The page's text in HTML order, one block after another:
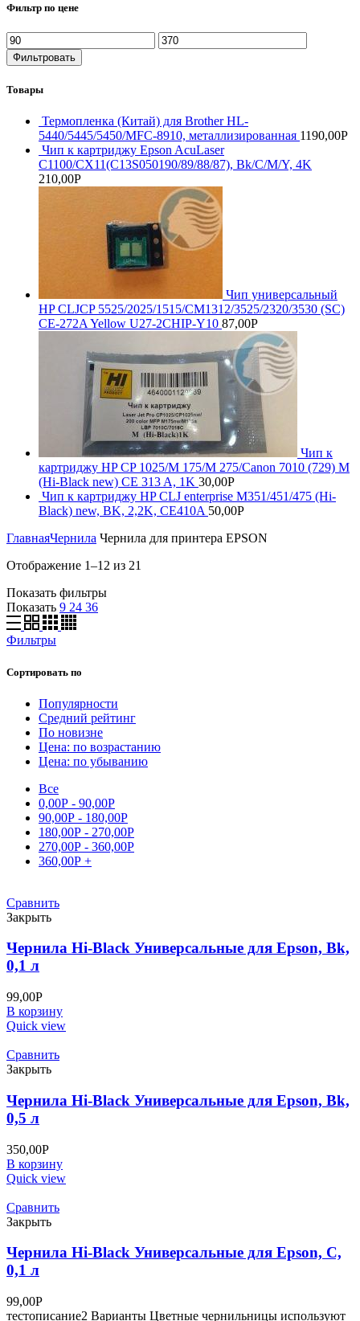
Фильтр по цене
Минимальная
цена
Максимальная
цена
Фильтровать
Товары
Термопленка (Китай) для Brother HL-
5440/5445/5450/MFC-8910, металлизированная 1190,00Р
Чип к картриджу Epson AcuLaser
C1100/CX11(C13S050190/89/88/87), Bk/C/M/Y, 4K
210,00Р
Чип универсальный
HP CLJCP 5525/2025/1515/CM1312/3525/2320/3530 (SC)
CE-272A Yellow U27-2CHIP-Y10 87,00Р
Чип к
картриджу HP CP 1025/M 175/M 275/Canon 7010 (729) M
(Hi-Black new) CE 313 A, 1K 30,00Р
Чип к картриджу HP CLJ enterprise M351/451/475 (Hi-
Black) new, BK, 2,2K, CE410A 50,00Р
ГлавнаяЧернила Чернила для принтера EPSON
Отображение 1–12 из 21
Показать фильтры
Показать 9 24 36
Фильтры
Сортировать по
Популярности
Средний рейтинг
По новизне
Цена: по возрастанию
Цена: по убыванию
Все
0,00Р - 90,00Р
90,00Р - 180,00Р
180,00Р - 270,00Р
270,00Р - 360,00Р
360,00Р +
Сравнить
Закрыть
Чернила Hi-Black Универсальные для Epson, Bk,
0,1 л
99,00Р
В корзину
Quick view
Сравнить
Закрыть
Чернила Hi-Black Универсальные для Epson, Bk,
0,5 л
350,00Р
В корзину
Quick view
Сравнить
Закрыть
Чернила Hi-Black Универсальные для Epson, C,
0,1 л
99,00Р
тестописание2 Варианты Цветные чернильницы используют